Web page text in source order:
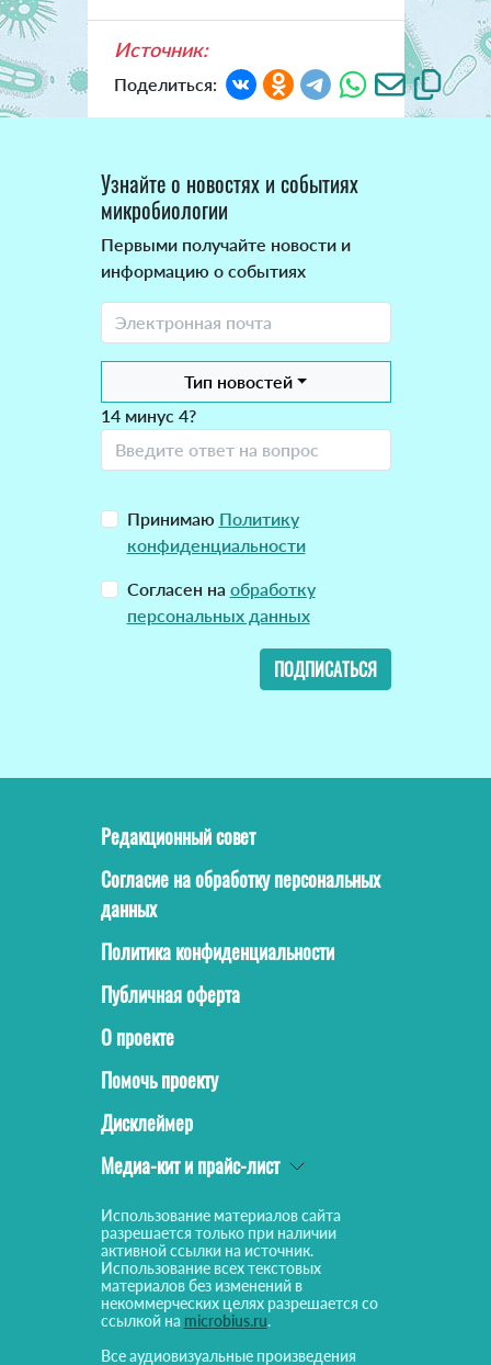
Источник:
Поделиться:
Узнайте о новостях и событиях
микробиологии
Первыми получайте новости и
информацию о событиях
Тип новостей
14 минус 4?
Принимаю Политику
конфиденциальности
Согласен на обработку
персональных данных
ПОДПИСАТЬСЯ
Редакционный совет
Согласие на обработку персональных
данных
Политика конфиденциальности
Публичная оферта
О проекте
Помочь проекту
Дисклеймер
Медиа-кит и прайс-лист
Использование материалов сайта
разрешается только при наличии
активной ссылки на источник.
Использование всех текстовых
материалов без изменений в
некоммерческих целях разрешается со
ссылкой на microbius.ru.
Все аудиовизуальные произведения